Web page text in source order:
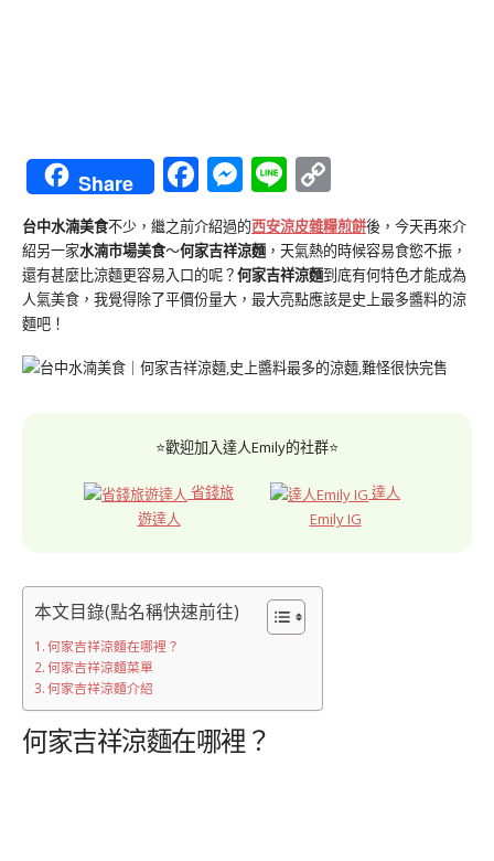
Share Facebook
Messenger
Line
Link
台中水湳美食不少，繼之前介紹過的西安涼皮雜糧煎餅後，今天再來介
紹另一家水湳市場美食～何家吉祥涼麵 ，天氣熱的時候容易食慾不振，
還有甚麼比涼麵更容易入口的呢？何家吉祥涼麵到底有何特色才能成為
人氣美食，我覺得除了平價份量大，最大亮點應該是史上最多醬料的涼
麵吧！
⭐歡迎加入達人Emily的社群⭐
省錢旅
遊達人
達人
Emily IG
本文目錄(點名稱快速前往)
何家吉祥涼麵在哪裡？
何家吉祥涼麵菜單
何家吉祥涼麵介紹
何家吉祥涼麵在哪裡？